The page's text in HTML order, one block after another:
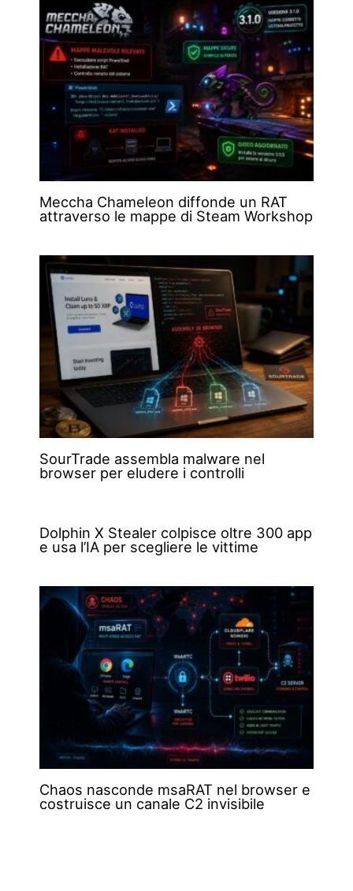
Meccha Chameleon diffonde un RAT
attraverso le mappe di Steam Workshop
SourTrade assembla malware nel
browser per eludere i controlli
Dolphin X Stealer colpisce oltre 300 app
e usa l’IA per scegliere le vittime
Chaos nasconde msaRAT nel browser e
costruisce un canale C2 invisibile